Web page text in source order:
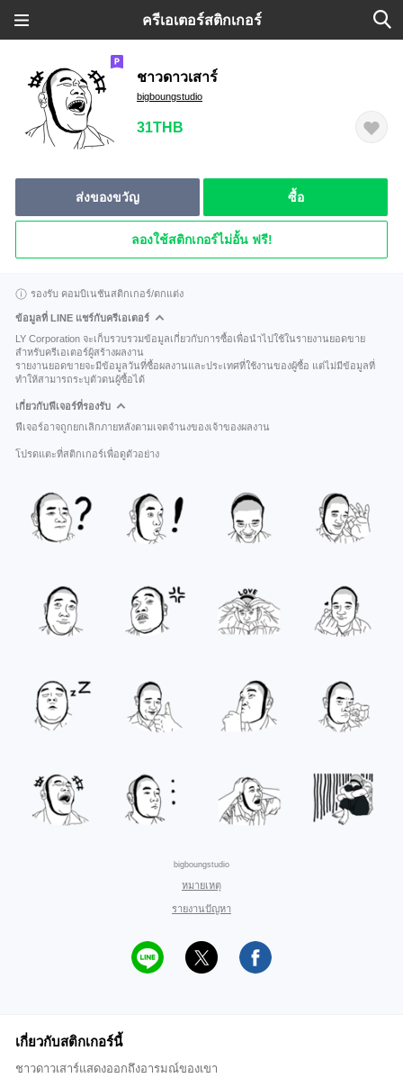
ครีเอเตอร์สติกเกอร์
ชาวดาวเสาร์
bigboungstudio
31THB
ส่งของขวัญ ซื้อ
ลองใช้สติกเกอร์ไม่อั้น ฟรี!
รองรับ คอมบิเนชันสติกเกอร์/ตกแต่ง
ข้อมูลที่ LINE แชร์กับครีเอเตอร์
LY Corporation จะเก็บรวบรวมข้อมูลเกี่ยวกับการซื้อเพื่อนำไปใช้ในรายงานยอดขาย
สำหรับครีเอเตอร์ผู้สร้างผลงาน
รายงานยอดขายจะมีข้อมูลวันที่ซื้อผลงานและประเทศที่ใช้งานของผู้ซื้อ แต่ไม่มีข้อมูลที่
ทำให้สามารถระบุตัวตนผู้ซื้อได้
เกี่ยวกับฟีเจอร์ที่รองรับ
ฟีเจอร์อาจถูกยกเลิกภายหลังตามเจตจำนงของเจ้าของผลงาน
โปรดแตะที่สติกเกอร์เพื่อดูตัวอย่าง
bigboungstudio
หมายเหตุ
รายงานปัญหา
เกี่ยวกับสติกเกอร์นี้
ชาวดาวเสาร์แสดงออกถึงอารมณ์ของเขา